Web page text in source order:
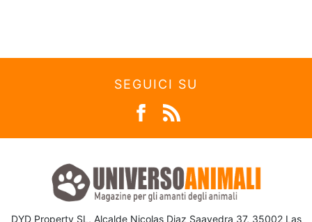
SEGUICI SU
DYD Property SL, Alcalde Nicolas Diaz Saavedra 37, 35002 Las